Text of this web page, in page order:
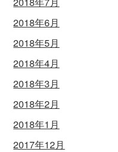
2018年6月
2018年5月
2018年4月
2018年3月
2018年2月
2018年1月
2017年12月